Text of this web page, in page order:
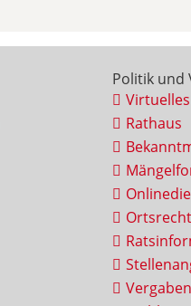
Politik und
Rathaus
Ortsrecht
Vergaben